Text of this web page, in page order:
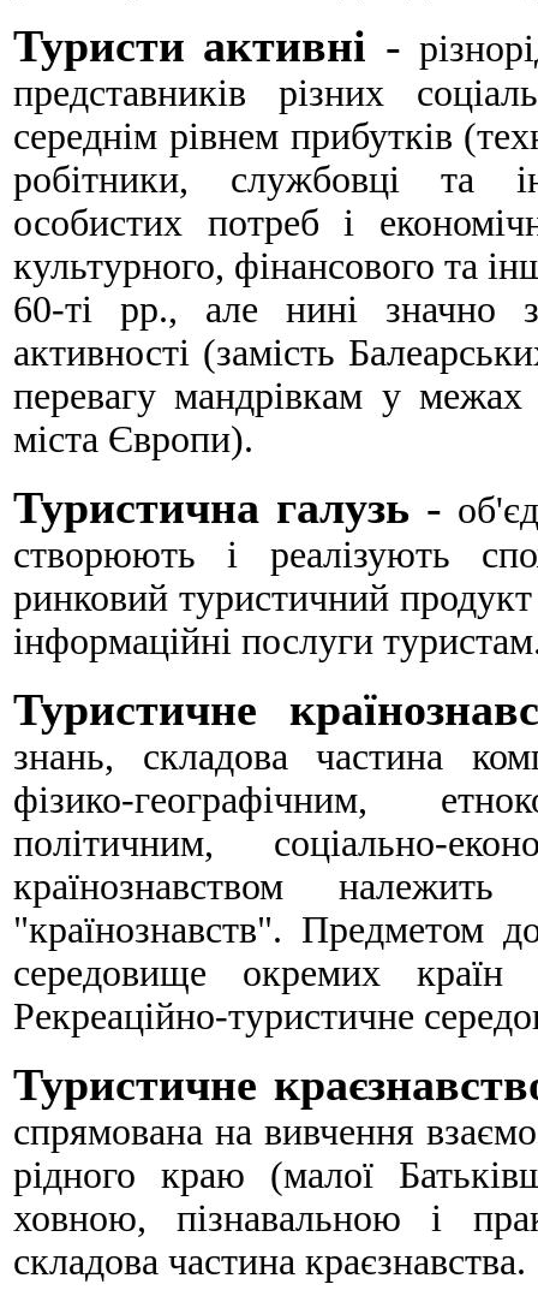
Туристи активні -
представників різних
середнім рівнем прибутків
робітники, службовці та
особистих потреб і
культурного, фінансового та
60-ті рр., але нині значно
активності (замість
перевагу мандрівкам у
міста Європи).
Туристична галузь-
створюють і реалізують
ринковий туристичний
інформаційні послуги
Туристичне
знань, складова частина
фізико-географічним,
політичним, соціально-
країнознавством
"країнознавств". Предметом
середовище окремих країн
Рекреаційно-туристичне
Туристичне
спрямована на вивчення
рідного краю (малої
ховною, пізнавальною і
складова частина краєзнавства.